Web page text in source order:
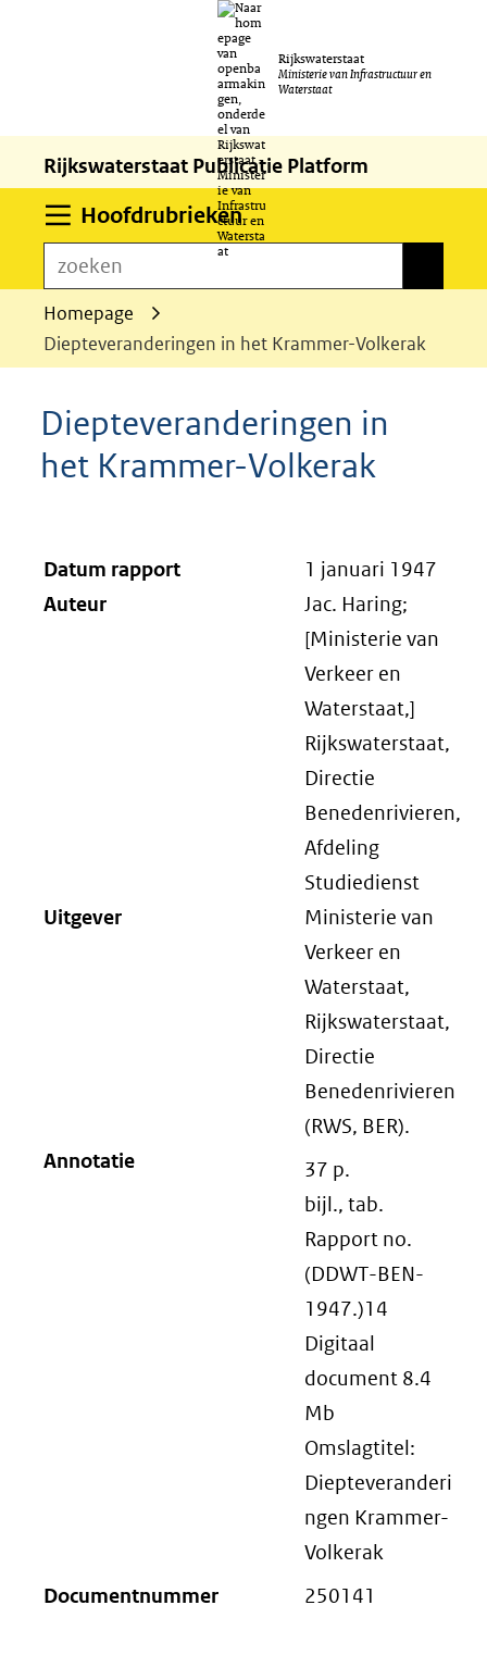
naar
de
inhoud
Rijkswaterstaat
Ministerie van Infrastructuur en
Waterstaat
Rijkswaterstaat Publicatie Platform
HoofdrubriekenUitklappen
zoeken
Homepage
Diepteveranderingen in het Krammer-Volkerak
Diepteveranderingen in
het Krammer-Volkerak
Datum rapport
1 januari 1947
Auteur
Jac. Haring;
[Ministerie van
Verkeer en
Waterstaat,]
Rijkswaterstaat,
Directie
Benedenrivieren,
Afdeling
Studiedienst
Uitgever
Ministerie van
Verkeer en
Waterstaat,
Rijkswaterstaat,
Directie
Benedenrivieren
(RWS, BER).
Annotatie
37 p.
bijl., tab.
Rapport no.
(DDWT-BEN-
1947.)14
Digitaal
document 8.4
Mb
Omslagtitel:
Diepteveranderi
ngen Krammer-
Volkerak
Documentnummer
250141